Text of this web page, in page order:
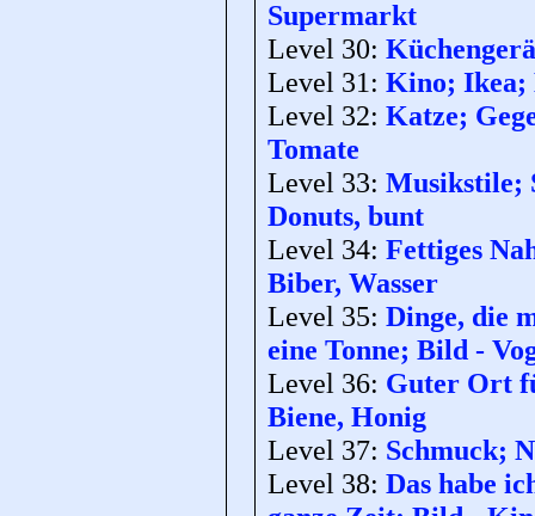
Supermarkt
Level 30:
Level 31: Kino; Ikea;
Level 32: Katze;
Tomate
Level 33: Musikstile;
Donuts, bunt
Level 34: Fettiges
Biber, Wasser
Level 35: Dinge, die
eine Tonne; Bild -
Level 36: Guter Ort
Biene, Honig
Level 37: Schmuck;
Level 38: Das habe